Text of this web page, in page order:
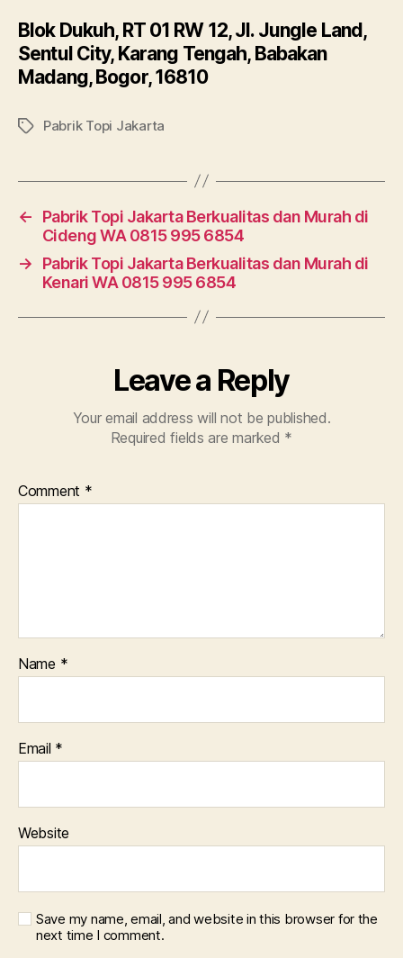
Blok Dukuh, RT 01 RW 12, Jl. Jungle Land,
Sentul City, Karang Tengah, Babakan
Madang, Bogor, 16810
TagsPabrik Topi Jakarta
←
Pabrik Topi Jakarta Berkualitas dan Murah di
Cideng WA 0815 995 6854
→
Pabrik Topi Jakarta Berkualitas dan Murah di
Kenari WA 0815 995 6854
Leave a Reply
Your email address will not be published.
Required fields are marked *
Comment *
Name *
Email *
Website
Save my name, email, and website in this browser for the
next time I comment.